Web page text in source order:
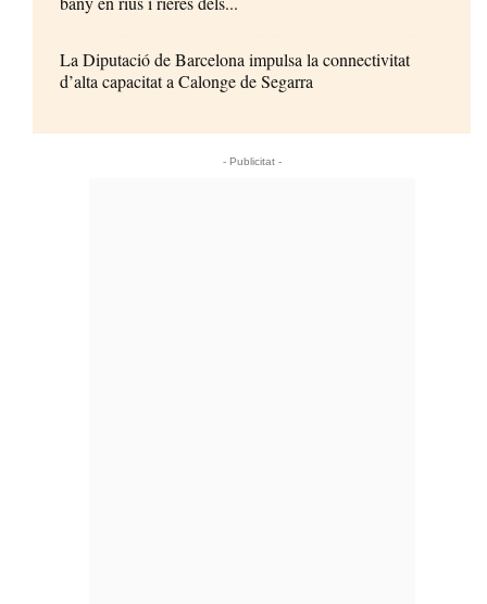
La Diputació de Barcelona impulsa la connectivitat
d’alta capacitat a Calonge de Segarra
- Publicitat -